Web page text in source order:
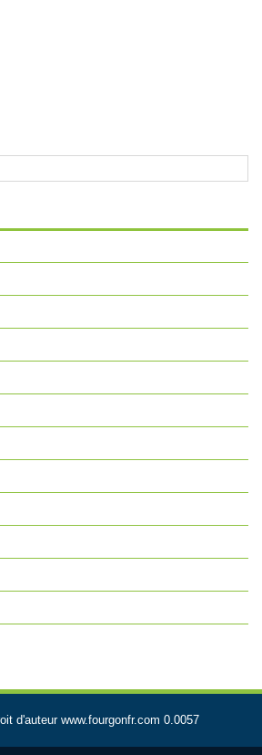
d'auteur www.fourgonfr.com 0.0057